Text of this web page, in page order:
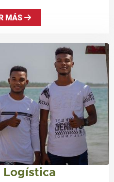
MÁS
Logística